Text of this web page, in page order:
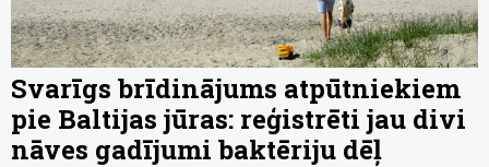
Svarīgs brīdinājums atpūtniekiem
pie Baltijas jūras: reģistrēti jau divi
nāves gadījumi baktēriju dēļ